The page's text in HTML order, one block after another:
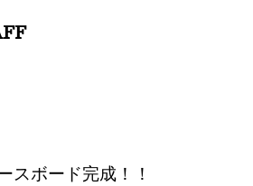
スボード完成！！